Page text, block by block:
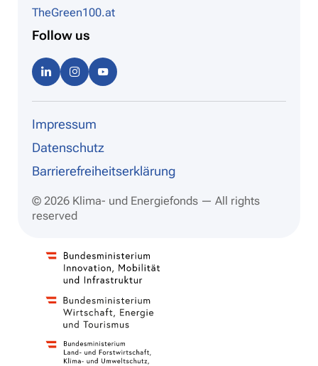
TheGreen100.at
Follow us
Linke
dIn
Instag
ram be
Impressum
Datenschutz
Barrierefreiheitserklärung
© 2026 Klima- und Energiefonds — All rights
reserved